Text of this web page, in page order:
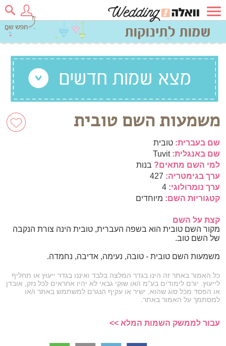
משמעות השם טובית
שם בעברית: טובית
שם באנגלית: Tuvit
למי השם מתאים? בנות
ערך בגימטריה: 427
ערך נומרולוגי: 4
קטגוריות השם: מיוחדים
קצת על השם
מקור השם טובית הוא בשפה העברית, טובית הינה צורת הנקבה
של השם טוב.
משמעות השם טובית - טובה, נעימה, אדיבה, נחמדה.
כל האמור באתר זה הינו בגדר המלצה בלבד ואיננו בגדר ייעוץ או תחליף
לייעוץ. יורם לימודים בע"מ ו/או שוקי גבאי לא יהיו אחראים לכל נזק, אובדן
או הפסד מכל סוג שהוא, ישיר או עקיף הנגרם למשתמש באתר ו/או
למסתמך על האמור באתר.
עבור לממשק השמות המלא >>